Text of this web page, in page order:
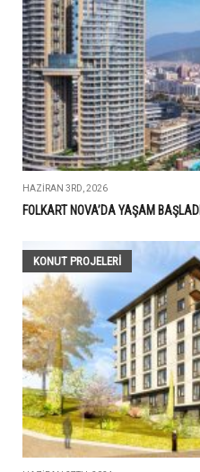
HAZIRAN 3RD, 2026
FOLKART NOVA’DA YAŞAM BAŞLADI
KONUT PROJELERI